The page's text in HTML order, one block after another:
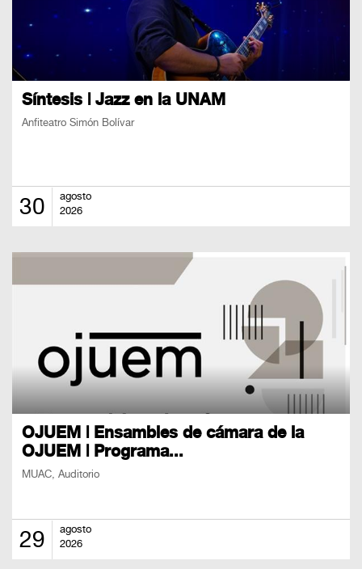
Síntesis | Jazz en la UNAM
Anfiteatro Simón Bolívar
30
agosto
2026
OJUEM | Ensambles de cámara de la
OJUEM | Programa...
MUAC, Auditorio
29
agosto
2026